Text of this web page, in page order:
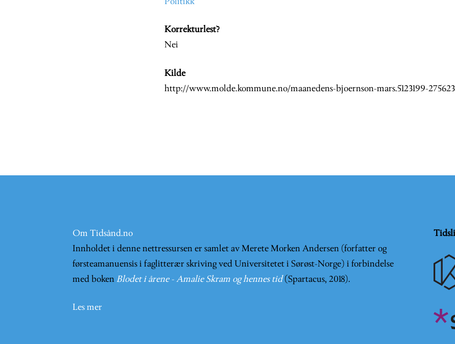
Korrekturlest?
Nei
Kilde
http://www.molde.kommune.no/maanedens-bjoernson-mars.5123199-
Om Tidsånd.no
Innholdet i denne nettressursen er samlet av Merete Morken Andersen (forfatter og
førsteamanuensis i faglitterær skriving ved Universitetet i Sørøst-Norge) i forbindelse
med boken Blodet i årene - Amalie Skram og hennes tid (Spartacus, 2018).
Les mer